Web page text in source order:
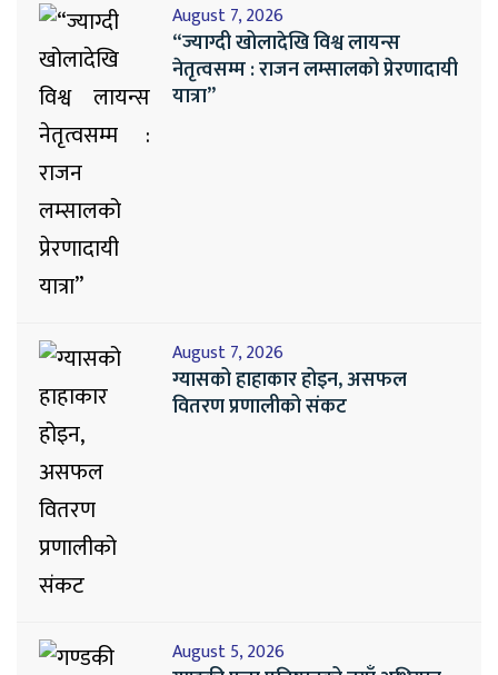
August 7, 2026
“ज्याग्दी खोलादेखि विश्व लायन्स
नेतृत्वसम्म : राजन लम्सालको प्रेरणादायी
यात्रा”
August 7, 2026
ग्यासको हाहाकार होइन, असफल
वितरण प्रणालीको संकट
August 5, 2026